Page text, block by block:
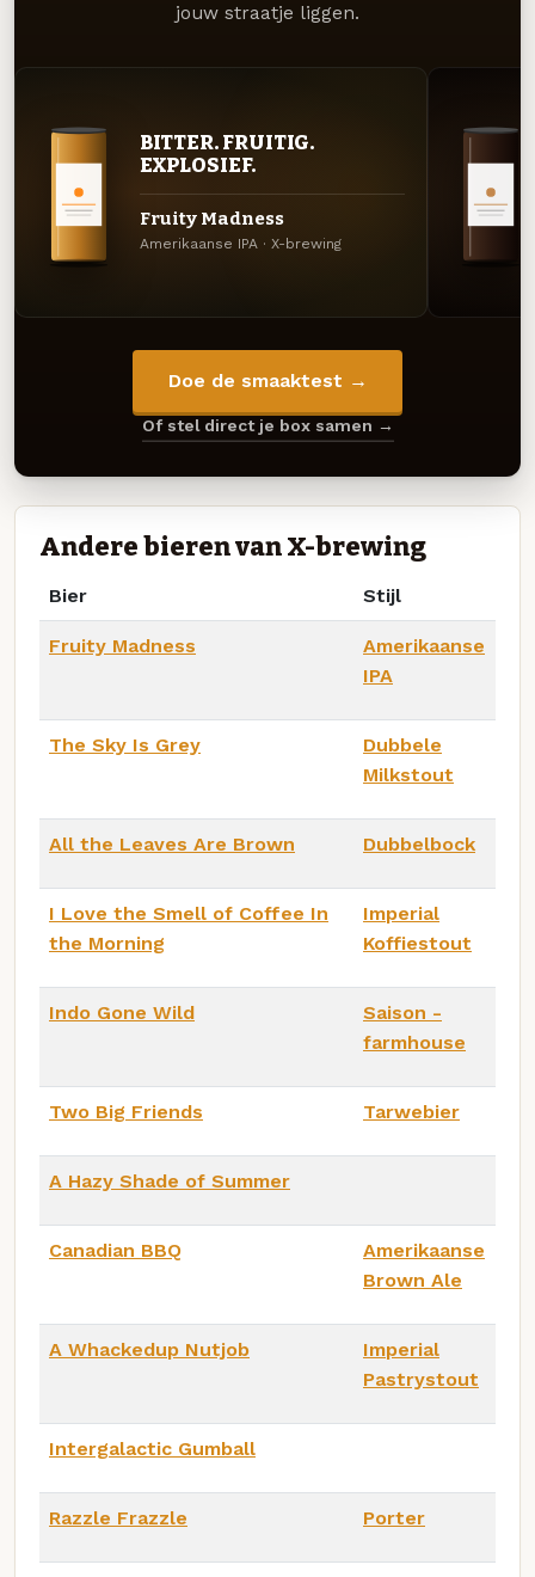
jouw straatje liggen.
BITTER. FRUITIG.
EXPLOSIEF.
Fruity Madness
Amerikaanse IPA · X-brewing
Doe de smaaktest →
Of stel direct je box samen →
Andere bieren van X-brewing
Bier Stijl
Fruity Madness
Amerikaanse
IPA
The Sky Is Grey
Dubbele
Milkstout
All the Leaves Are Brown Dubbelbock
I Love the Smell of Coffee In
the Morning
Imperial
Koffiestout
Indo Gone Wild
Saison -
farmhouse
Two Big Friends Tarwebier
A Hazy Shade of Summer
Canadian BBQ
Amerikaanse
Brown Ale
A Whackedup Nutjob
Imperial
Pastrystout
Intergalactic Gumball
Razzle Frazzle Porter